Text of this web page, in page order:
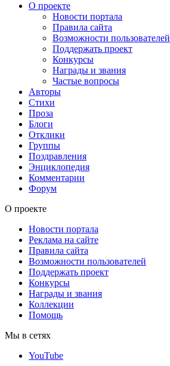
О проекте
Новости портала
Правила сайта
Возможности пользователей
Поддержать проект
Конкурсы
Награды и звания
Частые вопросы
Авторы
Стихи
Проза
Блоги
Отклики
Группы
Поздравления
Энциклопедия
Комментарии
Форум
О проекте
Новости портала
Реклама на сайте
Правила сайта
Возможности пользователей
Поддержать проект
Конкурсы
Награды и звания
Коллекции
Помощь
Мы в сетях
YouTube